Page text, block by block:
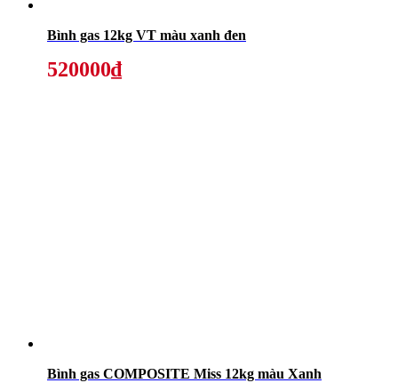
Bình gas 12kg VT màu xanh đen
520000₫
Bình gas COMPOSITE Miss 12kg màu Xanh